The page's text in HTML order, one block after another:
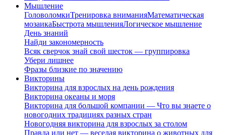
Мышление
ГоловоломкиТренировка вниманияМатематическая
мозаикаБыстрота мышленияЛогическое мышление
День знаний
Найди закономерность
Всяк сверчок знай свой шесток — группировка
Убери лишнее
Фразы близкие по значению
Викторины
Викторина для взрослых на день рождения
Викторина океаны и моря
Викторина для большой компании — Что вы знаете о
новогодних традициях разных стран
Новогодняя викторина для взрослых за столом
Правда или нет — веселая викторина о животных для